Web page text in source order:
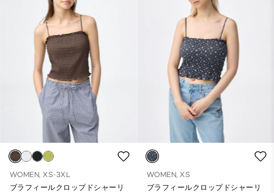
WOMEN, XS-3XL
ブラフィールクロップドシャーリ
WOMEN, XS
ブラフィールクロップドシャーリ